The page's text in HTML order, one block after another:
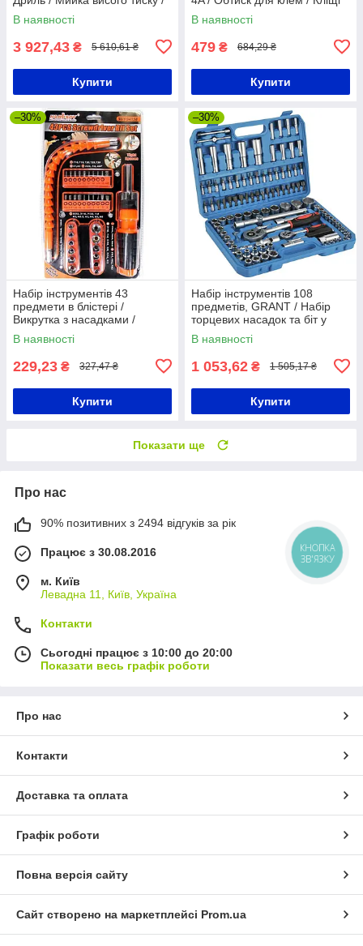
Ланцюгова пила /
Повітродувка
В наявності
3 927,43 ₴ 5 610,61 ₴
Купити
для обтиску та зачистки
проводів
В наявності
479 ₴ 684,29 ₴
Купити
–30%
Набір інструментів 43
предмети в блістері /
Викрутка з насадками /
Викрутка з набором біт
В наявності
229,23 ₴ 327,47 ₴
Купити
–30%
Набір інструментів 108
предметів, GRANT / Набір
торцевих насадок та біт у
кейсі / Комплект ручних
інструментів
В наявності
1 053,62 ₴ 1 505,17 ₴
Купити
Показати ще
Про нас
90% позитивних з 2494 відгуків за рік
Працює з 30.08.2016
м. Київ
Левадна 11, Київ, Україна
Контакти
Сьогодні працює з 10:00 до 20:00
Показати весь графік роботи
Про нас
Контакти
Доставка та оплата
Графік роботи
Повна версія сайту
Сайт створено на маркетплейсі Prom.ua
КНОПКА
ЗВ'ЯЗКУ